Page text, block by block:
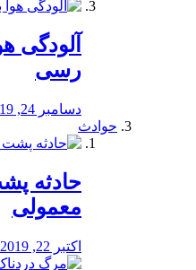
آلودگی
رسی
دسامبر 24, 2019
حوادث
️حادثه
معمولی
اکتبر 22, 2019